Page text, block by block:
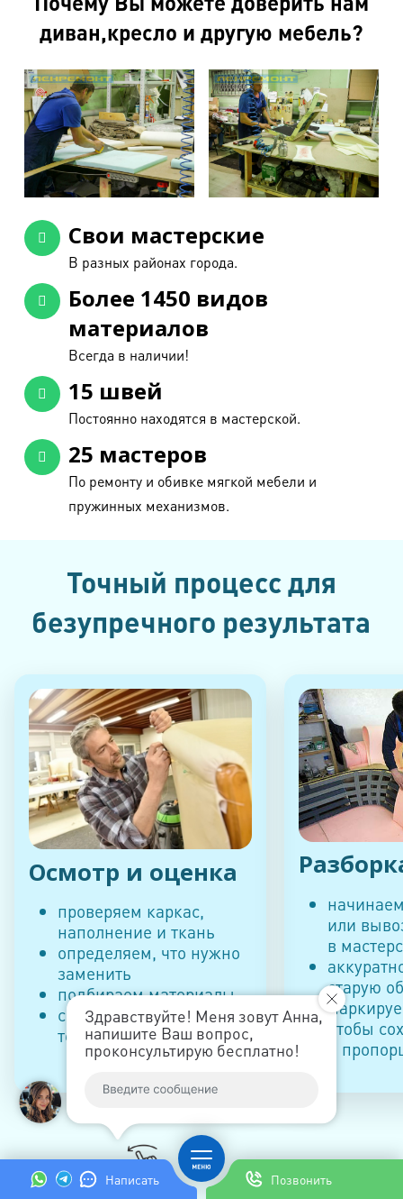
Написать Позвонить
Здравствуйте! Меня зовут Анна,
напишите Ваш вопрос,
проконсультирую бесплатно!
диван,кресло и другую мебель?
Свои мастерские
В разных районах города.
Более 1450 видов
материалов
Всегда в наличии!
15 швей
Постоянно находятся в мастерской.
25 мастеров
По ремонту и обивке мягкой мебели и
пружинных механизмов.
Точный процесс для
безупречного результата
Осмотр и оценка
проверяем каркас,
наполнение и ткань
определяем, что нужно
заменить
подбираем материалы
составляем смету с
точной стоимостью
или
в
старую
чтобы
и
Смотреть ещё